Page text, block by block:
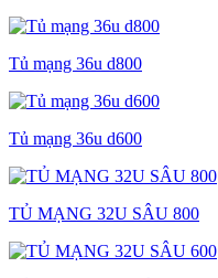
Tủ mạng 36u d800
Tủ mạng 36u d600
TỦ MẠNG 32U SÂU 800